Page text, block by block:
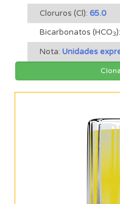
Cloruros (Cl): 65.0
Bicarbonatos (HCO3):
Nota: Unidades